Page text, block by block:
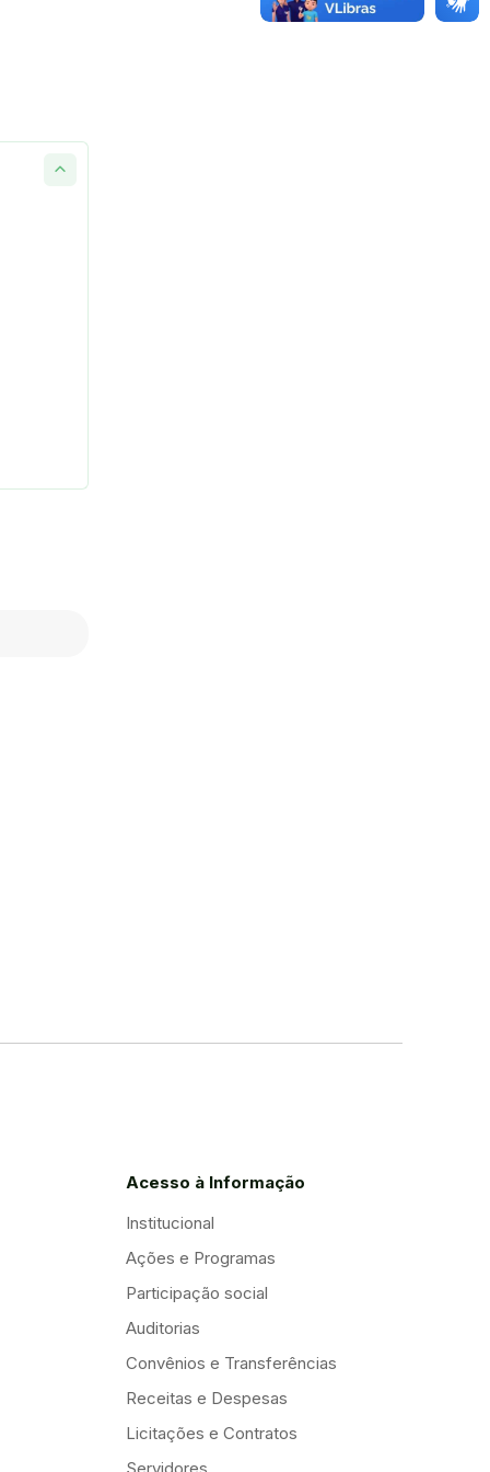
Acesso à Informação
Institucional
Ações e Programas
Participação social
Auditorias
Convênios e Transferências
Receitas e Despesas
Licitações e Contratos